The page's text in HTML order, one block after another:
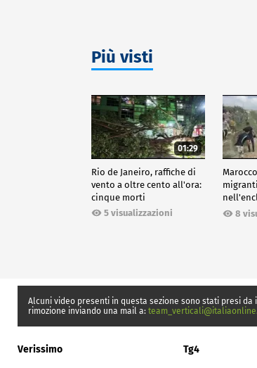
Più visti
01:29
Rio de Janeiro, raffiche di
vento a oltre cento all'ora:
cinque morti
5 visualizzazioni
Ceuta
8
Alcuni video presenti in questa sezione sono stati presi
rimozione inviando una mail a:
Verissimo Tg4